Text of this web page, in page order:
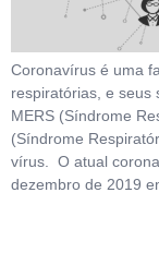
Coronavírus é uma
respiratórias, e seus
MERS (Síndrome
(Síndrome
vírus. O atual
dezembro de 2019